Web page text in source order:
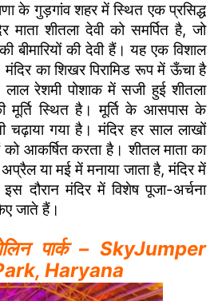
के गुड़गांव शहर में स्थित एक प्रसिद्ध
माता शीतला देवी को समर्पित है, जो
की देवी हैं। यह एक विशाल
का शिखर पिरामिड रूप में ऊँचा है
रेशमी पोशाक में सजी हुई शीतला
मूर्ति स्थित है। मूर्ति के आसपास के
चढ़ाया गया है। मंदिर हर साल लाखों
आकर्षित करता है। शीतल माता का
या मई में मनाया जाता है, मंदिर में
दौरान मंदिर में विशेष पूजा-अर्चना
जाते हैं।
पार्क – SkyJumper
Haryana